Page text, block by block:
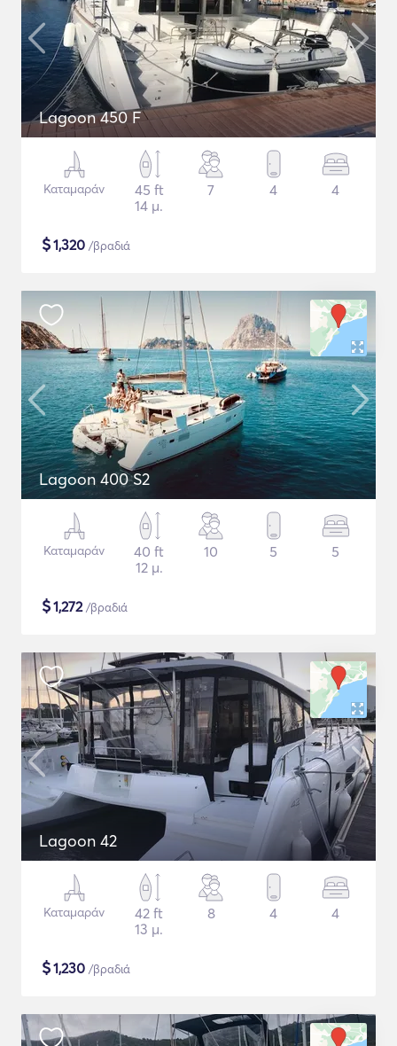
Lagoon 450 F
Καταμαράν
45 ft
14 μ.
7 4 4
$1,320 /βραδιά
Lagoon 400 S2
Καταμαράν
40 ft
12 μ.
10 5 5
$1,272/βραδιά
Lagoon 42
Καταμαράν
42 ft
13 μ.
8 4 4
$1,230 /βραδιά